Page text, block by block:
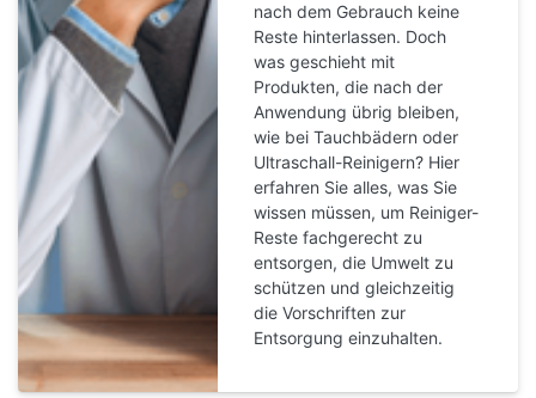
nach dem Gebrauch keine
Reste hinterlassen. Doch
was geschieht mit
Produkten, die nach der
Anwendung übrig bleiben,
wie bei Tauchbädern oder
Ultraschall-Reinigern? Hier
erfahren Sie alles, was Sie
wissen müssen, um Reiniger-
Reste fachgerecht zu
entsorgen, die Umwelt zu
schützen und gleichzeitig
die Vorschriften zur
Entsorgung einzuhalten.